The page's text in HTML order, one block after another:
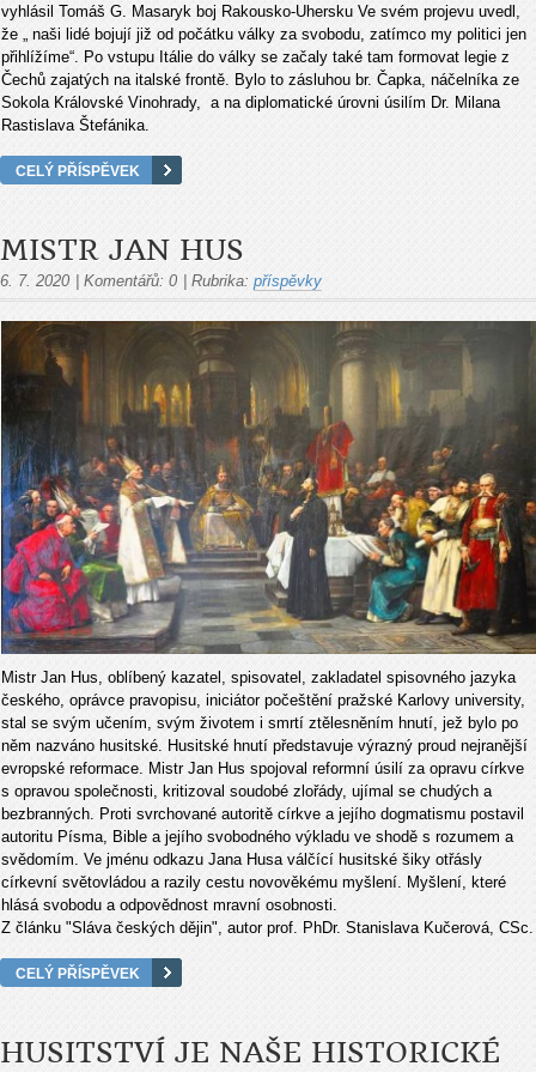
vyhlásil Tomáš G. Masaryk boj Rakousko-Uhersku Ve svém projevu uvedl,
že „ naši lidé bojují již od počátku války za svobodu, zatímco my politici jen
přihlížíme“. Po vstupu Itálie do války se začaly také tam formovat legie z
Čechů zajatých na italské frontě. Bylo to zásluhou br. Čapka, náčelníka ze
Sokola Královské Vinohrady, a na diplomatické úrovni úsilím Dr. Milana
Rastislava Štefánika.
CELÝ PŘÍSPĚVEK
MISTR JAN HUS
6. 7. 2020 | Komentářů: 0 | Rubrika: příspěvky
Mistr Jan Hus, oblíbený kazatel, spisovatel, zakladatel spisovného jazyka
českého, oprávce pravopisu, iniciátor počeštění pražské Karlovy university,
stal se svým učením, svým životem i smrtí ztělesněním hnutí, jež bylo po
něm nazváno husitské. Husitské hnutí představuje výrazný proud nejranější
evropské reformace. Mistr Jan Hus spojoval reformní úsilí za opravu církve
s opravou společnosti, kritizoval soudobé zlořády, ujímal se chudých a
bezbranných. Proti svrchované autoritě církve a jejího dogmatismu postavil
autoritu Písma, Bible a jejího svobodného výkladu ve shodě s rozumem a
svědomím. Ve jménu odkazu Jana Husa válčící husitské šiky otřásly
církevní světovládou a razily cestu novověkému myšlení. Myšlení, které
hlásá svobodu a odpovědnost mravní osobnosti.
Z článku "Sláva českých dějin", autor prof. PhDr. Stanislava Kučerová, CSc.
CELÝ PŘÍSPĚVEK
HUSITSTVÍ JE NAŠE HISTORICKÉ